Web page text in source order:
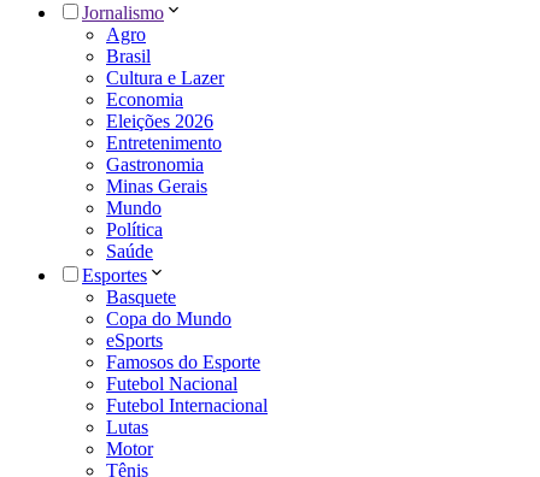
Jornalismo
Agro
Brasil
Cultura e Lazer
Economia
Eleições 2026
Entretenimento
Gastronomia
Minas Gerais
Mundo
Política
Saúde
Esportes
Basquete
Copa do Mundo
eSports
Famosos do Esporte
Futebol Nacional
Futebol Internacional
Lutas
Motor
Tênis